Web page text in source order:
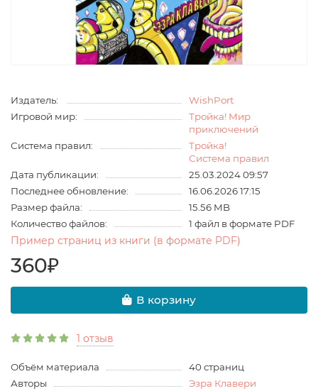
Издатель:
WishPort
Игровой мир:
Тройка! Мир
приключений
Система правил:
Тройка!
Система правил
Дата публикации:
25.03.2024 09:57
Последнее обновление:
16.06.2026 17:15
Размер файла:
15.56 MB
Количество файлов:
1 файл в формате PDF
Пример страниц из книги (в формате PDF)
360₽
В корзину
1 отзыв
Объём материала
40 страниц
Авторы
Эзра Клавери